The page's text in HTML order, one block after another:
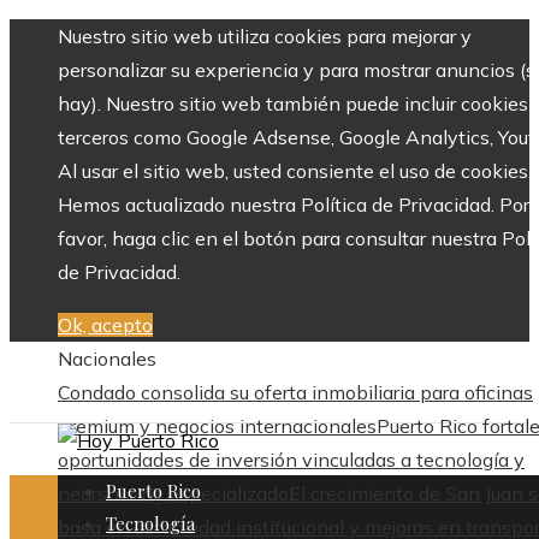
Nuestro sitio web utiliza cookies para mejorar y
personalizar su experiencia y para mostrar anuncios
hay). Nuestro sitio web también puede incluir cookies
terceros como Google Adsense, Google Analytics,
Al usar el sitio web, usted consiente el uso de cookies.
Hemos actualizado nuestra Política de Privacidad. Por
favor, haga clic en el botón para consultar nuestra
de Privacidad.
Ok, acepto
Nacionales
Condado consolida su oferta inmobiliaria para oficinas
premium y negocios internacionalesPuerto Rico
oportunidades de inversión vinculadas a tecnología y
nearshoring especializado El crecimiento de San Juan
basa en estabilidad institucional y mejoras en
Puerto Rico
Tecnología